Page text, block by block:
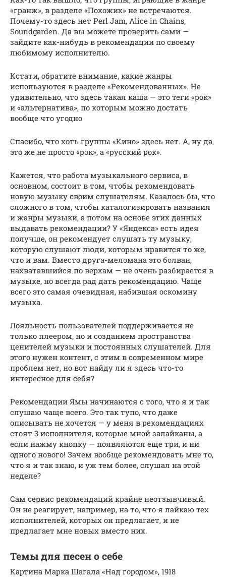
«гранж», в разделе «Похожих» не встречаются.
Почему-то здесь нет Perl Jam, Alice in Chains,
Soundgarden. Да вы можете проверить сами —
зайдите как-нибудь в рекомендации по своему
любимому исполнителю.
Кстати, обратите внимание, какие жанры
используются в разделе «Рекомендованных». Не
удивительно, что здесь такая каша — это теги «рок»
и «альтернатива», по которым можно достать
вообще что угодно
Спасибо, что хоть группы «Кино» здесь нет. А, ну да,
это же не просто «рок», а «русский рок».
Кажется, что работа музыкального сервиса, в
основном, состоит в том, чтобы рекомендовать
новую музыку своим слушателям. Казалось бы, что
сложного в том, чтобы каталогизировать названия
и жанры музыки, а потом на основе этих данных
выдавать рекомендации? У «Яндекса» есть идея
получше, он рекомендует слушать ту музыку,
которую слушают люди, которым нравится то же,
что и вам. Вместо друга-меломана это болван,
нахватавшийся по верхам — не очень разбирается в
музыке, но всегда рад дать рекомендацию. Чаще
всего это самая очевидная, набившая оскомину
музыка.
Лояльность пользователей поддерживается не
только плеером, но и созданием пространства
ценителей музыки и постоянных слушателей. Для
этого нужен контент, с этим в современном мире
проблем нет, но вот найду ли я здесь что-то
интересное для себя?
Рекомендации Ямы начинаются с того, что я и так
слушаю чаще всего. Это так тупо, что даже
описывать не хочется — у меня в рекомендациях
стоят 3 исполнителя, которые мной залайканы, а
если нажму кнопку — появляются еще три, и ни
одного нового! Зачем вообще рекомендовать мне то,
что я и так знаю, и уж тем более, слушал на этой
неделе?
Сам сервис рекомендаций крайне неотзывчивый.
Он не реагирует, например, на то, что я лайкаю тех
исполнителей, которых он предлагает, и не
предлагает мне новых вместо них.
Темы для песен о себе
Картина Марка Шагала «Над городом», 1918